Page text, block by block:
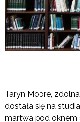
Taryn Moore,
dostała się na
martwa pod oknem